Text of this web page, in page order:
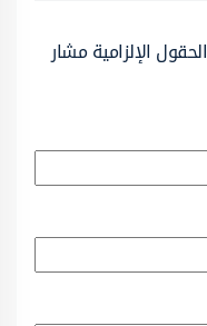
الحقول الإلزامية مشار